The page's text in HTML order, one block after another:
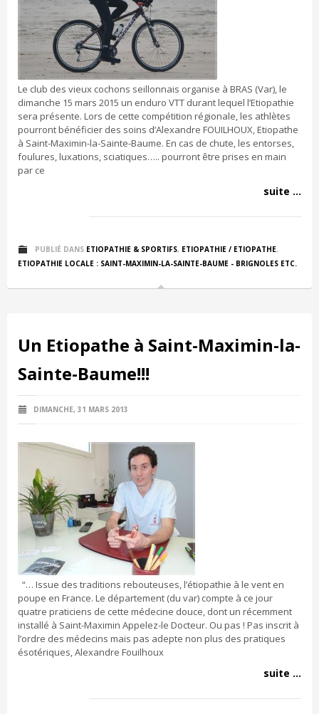
Le club des vieux cochons seillonnais organise à BRAS (Var), le
dimanche 15 mars 2015 un enduro VTT durant lequel l’Etiopathie
sera présente. Lors de cette compétition régionale, les athlètes
pourront bénéficier des soins d’Alexandre FOUILHOUX, Etiopathe
à Saint-Maximin-la-Sainte-Baume. En cas de chute, les entorses,
foulures, luxations, sciatiques….. pourront être prises en main
par ce
suite ...
PUBLIÉ DANS ETIOPATHIE & SPORTIFS, ETIOPATHIE / ETIOPATHE,
ETIOPATHIE LOCALE : SAINT-MAXIMIN-LA-SAINTE-BAUME - BRIGNOLES ETC.
Un Etiopathe à Saint-Maximin-la-
Sainte-Baume!!!
DIMANCHE, 31 MARS 2013
“… Issue des traditions rebouteuses, l’étiopathie à le vent en
poupe en France. Le département (du var) compte à ce jour
quatre praticiens de cette médecine douce, dont un récemment
installé à Saint-Maximin Appelez-le Docteur. Ou pas ! Pas inscrit à
l’ordre des médecins mais pas adepte non plus des pratiques
ésotériques, Alexandre Fouilhoux
suite ...